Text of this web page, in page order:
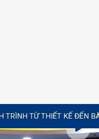
VIDEO
Lễ ký kết hợp tác giữa
Coating Expo 2026